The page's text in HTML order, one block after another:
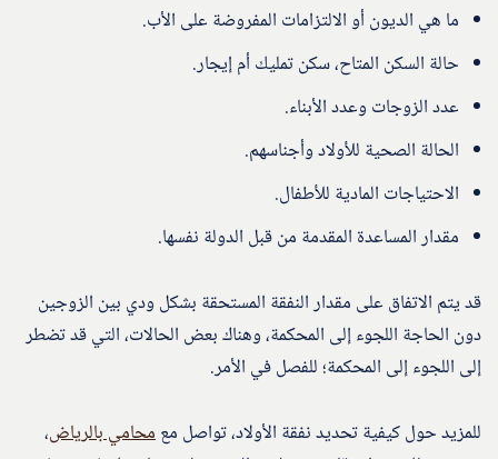
ما هي الديون أو الالتزامات المفروضة على الأب.
حالة السكن المتاح، سكن تمليك أم إيجار.
عدد الزوجات وعدد الأبناء.
الحالة الصحية للأولاد وأجناسهم.
الاحتياجات المادية للأطفال.
مقدار المساعدة المقدمة من قبل الدولة نفسها.
قد يتم الاتفاق على مقدار النفقة المستحقة بشكل ودي بين الزوجين
دون الحاجة اللجوء إلى المحكمة، وهناك بعض الحالات، التي قد تضطر
إلى اللجوء إلى المحكمة؛ للفصل في الأمر.
للمزيد حول كيفية تحديد نفقة الأولاد، تواصل معمحامي بالرياض،